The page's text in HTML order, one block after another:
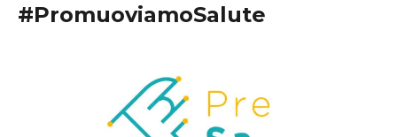
#PromuoviamoSalute